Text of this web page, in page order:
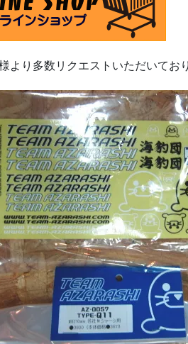
より多数リクエストいただいてお